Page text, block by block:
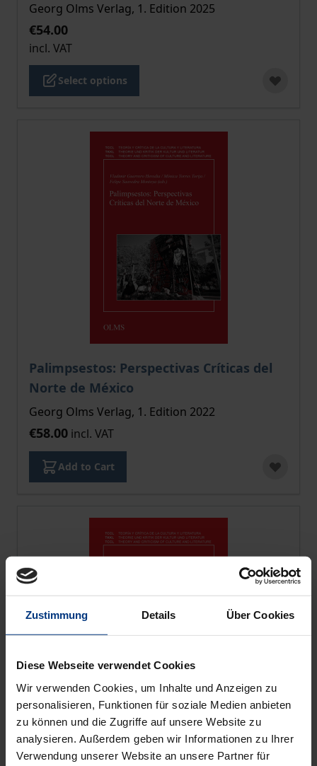
Zustimmung Details Über Cookies
Diese Webseite verwendet Cookies
Wir verwenden Cookies, um Inhalte und Anzeigen zu
personalisieren, Funktionen für soziale Medien anbieten
zu können und die Zugriffe auf unsere Website zu
analysieren. Außerdem geben wir Informationen zu Ihrer
Verwendung unserer Website an unsere Partner für
Georg Olms Verlag, 1. Edition 2025
€54.00
incl. VAT
Select options
Palimpsestos: Perspectivas Críticas del
Norte de México
Georg Olms Verlag, 1. Edition 2022
€58.00 incl. VAT
Add to Cart
Was bleibt?